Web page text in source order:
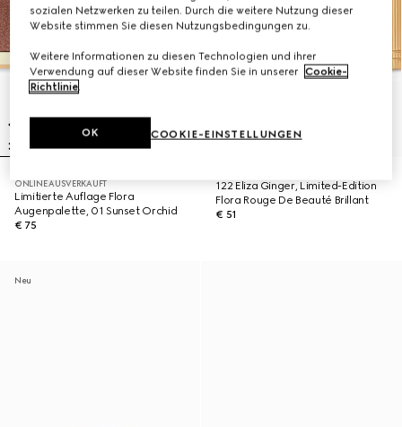
ONLINE AUSVERKAUFT
Limitierte Auflage Flora
Augenpalette, 01 Sunset Orchid
€ 75
122 Eliza Ginger, Limited-Edition
Flora Rouge De Beauté Brillant
€ 51
Neu
sozialen Netzwerken zu teilen. Durch die weitere Nutzung dieser
Website stimmen Sie diesen Nutzungsbedingungen zu.
Weitere Informationen zu diesen Technologien und ihrer
Verwendung auf dieser Website finden Sie in unserer Cookie-
Richtlinie.
COOKIE-EINSTELLUNGEN
OK